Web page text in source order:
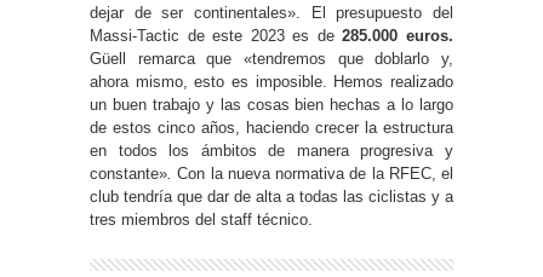
dejar de ser continentales». El presupuesto del
Massi-Tactic de este 2023 es de285.000 euros.
Güell remarca que «tendremos que doblarlo y,
ahora mismo, esto es imposible. Hemos realizado
un buen trabajo y las cosas bien hechas a lo largo
de estos cinco años, haciendo crecer la estructura
en todos los ámbitos de manera progresiva y
constante» Con la nueva normativa de la RFEC, el
club tendría que dar de alta a todas las ciclistas y a
tres miembros del staff técnico.